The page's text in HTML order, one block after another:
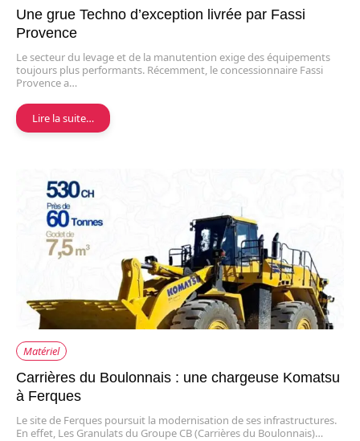
Une grue Techno d’exception livrée par Fassi
Provence
Le secteur du levage et de la manutention exige des équipements
toujours plus performants. Récemment, le concessionnaire Fassi
Provence a…
Lire la suite…
Matériel
Carrières du Boulonnais : une chargeuse Komatsu
à Ferques
Le site de Ferques poursuit la modernisation de ses infrastructures.
En effet, Les Granulats du Groupe CB (Carrières du Boulonnais)…